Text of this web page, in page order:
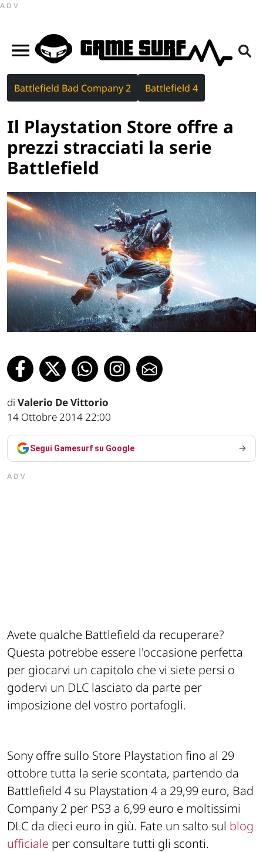
ADV
Battlefield Bad Company 2 Battlefield 4
Il Playstation Store offre a
prezzi stracciati la serie
Battlefield
di Valerio De Vittorio
14 Ottobre 2014 22:00
Segui Gamesurf su Google
ADV
Avete qualche Battlefield da recuperare?
Questa potrebbe essere l'occasione perfetta
per giocarvi un capitolo che vi siete persi o
godervi un DLC lasciato da parte per
imposizione del vostro portafogli.
Sony offre sullo Store Playstation fino al 29
ottobre tutta la serie scontata, partendo da
Battlefield 4 su Playstation 4 a 29,99 euro, Bad
Company 2 per PS3 a 6,99 euro e moltissimi
DLC da dieci euro in giù. Fate un salto sul blog
ufficiale per consultare tutti gli sconti.